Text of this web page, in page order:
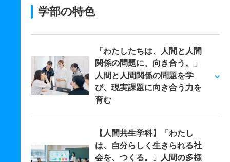
学部の特色
「わたしたちは、人間と人間
関係の問題に、向き合う。」
人間と人間関係の問題を学
び、現実課題に向き合う力を
育む
【人間共生学科】「わたし
は、自分らしく生きられる社
会を、つくる。」人間の多様